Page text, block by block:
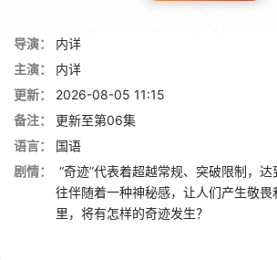
导演：
内详
主演：
内详
更新：
2026-08-05 11:15
备注：
更新至第06集
语言：
国语
剧情：
“奇迹”代表着超越常规、突破限制，
往伴随着一种神秘感，让人们产生敬
里，将有怎样的奇迹发生？